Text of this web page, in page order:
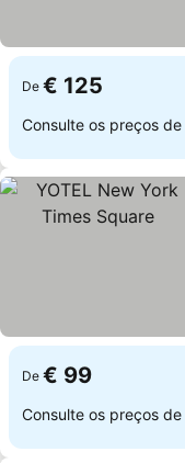
De € 125
Consulte os preços de
De € 99
Consulte os preços de